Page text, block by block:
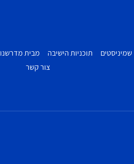
שמיניסטים תוכניות הישיבה מבית מדרשנו
צור קשר